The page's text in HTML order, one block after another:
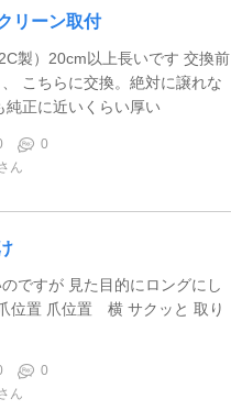
リーン取付
製）20cm以上長いです 交換前
こちらに交換。絶対に譲れな
正に近いくらい厚い
0
ん
ですが 見た目的にロングにし
位置 爪位置 横 サクッと 取り
0
ん